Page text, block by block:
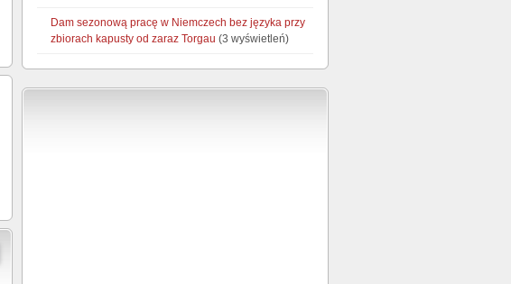
Dam sezonową pracę w Niemczech bez języka przy
zbiorach kapusty od zaraz Torgau (3 wyświetleń)